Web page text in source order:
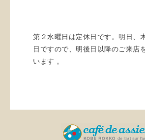
第２水曜日は定休日です。明日、
日ですので、明後日以降のご来店
います 。